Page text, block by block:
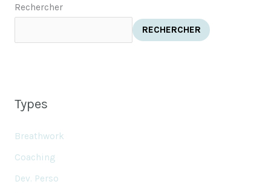
Rechercher
RECHERCHER
Types
Breathwork
Coaching
Dev. Perso